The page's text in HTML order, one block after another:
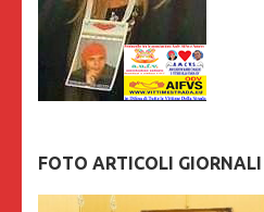
FOTO ARTICOLI GIORNALI